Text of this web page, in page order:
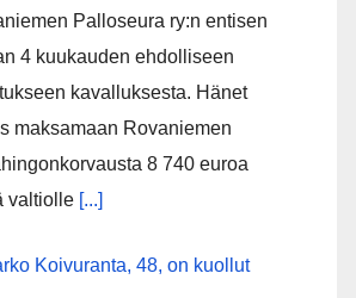
Palloseura ry:n entisen
4 kuukauden ehdolliseen
kavalluksesta. Hänet
maksamaan Rovaniemen
8 740 euroa
valtiolle [...]
Koivuranta, 48, on kuollut